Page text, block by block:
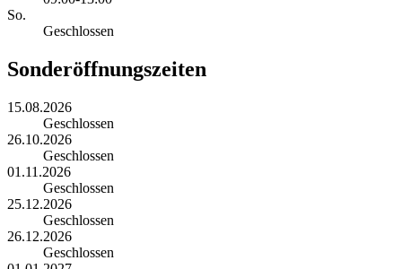
So.
Geschlossen
Sonderöffnungszeiten
15.08.2026
Geschlossen
26.10.2026
Geschlossen
01.11.2026
Geschlossen
25.12.2026
Geschlossen
26.12.2026
Geschlossen